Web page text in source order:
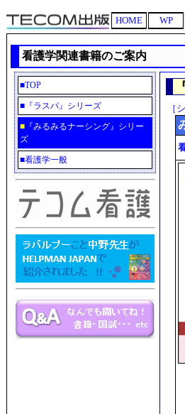
HOME WP
看護学関連書籍のご案内
■TOP
■ 『ラスパ』シリーズ
■ 『みるみるナーシング』シリー
ズ
■看護学一般
［